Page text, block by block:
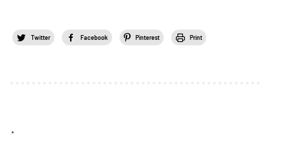
Twitter Facebook Pinterest Print
.